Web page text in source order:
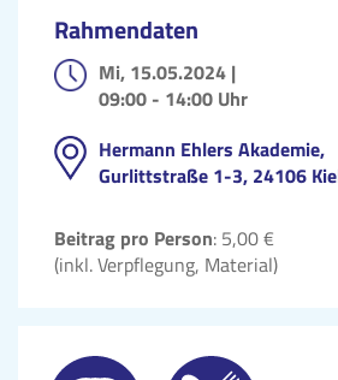
Rahmendaten
Mi, 15.05.2024 |
09:00 - 14:00 Uhr
Hermann Ehlers Akademie,
Gurlittstraße 1-3, 24106
Beitrag pro Person: 5,00 €
(inkl. Verpflegung, Material)